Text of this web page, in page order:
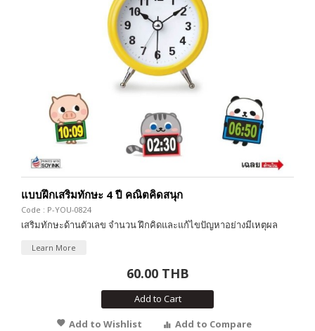
แบบฝึกเสริมทักษะ 4 ปี คณิตคิดสนุก
Code : P-YOU-0824
เสริมทักษะด้านตัวเลข จำนวน ฝึกคิดและแก้ไขปัญหาอย่างมีเหตุผล
Learn More
60.00 THB
Add to Cart
Add to Wishlist
Add to Compare